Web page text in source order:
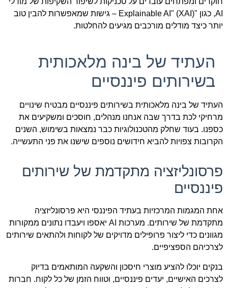
AI, כגון "Explainable AI" (XAI) – גישות שמאפשרות להבין טוב
יותר כיצד מודלים מורכבים מגיעים להחלטות.
העתיד של בינה מלאכותית
בשירותים פיננסיים
העתיד של בינה מלאכותית בשירותים פיננסיים מבטיח שינויים
מרחיקי לכת בדרך שבה אנחנו מנהלים, חוסכים ומשקיעים את
כספנו. בעוד שחלק מהטכנולוגיות כבר נמצאות בשימוש, השנים
הקרובות צפויות להביא חידושים נוספים שישנו את פני התעשייה.
פרסונליזציה מתקדמת של שירותים
פיננסיים
אחת המגמות המרכזיות בעתיד הפיננסי היא פרסונליזציה
מתקדמת של שירותים. מערכות AI יאספו ויעבדו נתונים ממקורות
מגוונים כדי ליצור פרופילים מדויקים של לקוחות ולהתאים שירותים
לצרכיהם הספציפיים.
בנקים יוכלו להציע מוצרי חיסכון והשקעה המותאמים בדיוק
לצרכים האישיים, יעדים פיננסיים, וטווח הזמן של כל לקוח. חברות